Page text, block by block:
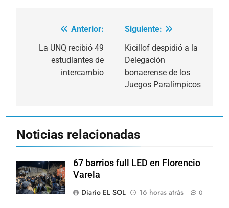
Navegación
de
entradas
Anterior:
La UNQ recibió 49
estudiantes de
intercambio
Siguiente:
Kicillof despidió a la
Delegación
bonaerense de los
Juegos Paralímpicos
Noticias relacionadas
67 barrios full LED en Florencio
Varela
Diario EL SOL
16 horas atrás 0